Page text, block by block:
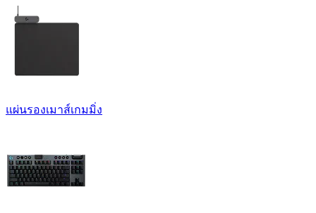
แผ่นรองเมาส์เกมมิ่ง